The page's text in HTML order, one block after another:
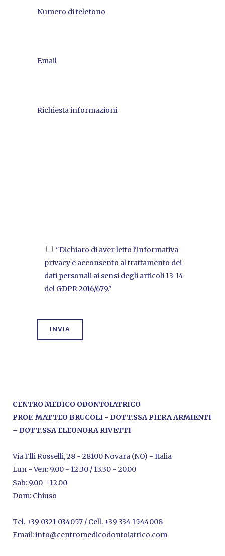
Numero di telefono
Email
Richiesta informazioni
"Dichiaro di aver letto l'informativa
privacy e acconsento al trattamento dei
dati personali ai sensi degli articoli 13-14
del GDPR 2016/679."
CENTRO MEDICO ODONTOIATRICO
PROF. MATTEO BRUCOLI - DOTT.SSA PIERA ARMIENTI
– DOTT.SSA ELEONORA RIVETTI
Via F.lli Rosselli, 28 - 28100 Novara (NO) - Italia
Lun - Ven: 9.00 - 12.30 / 13.30 - 20.00
Sab: 9.00 - 12.00
Dom: Chiuso
Tel. +39 0321 034057 / Cell. +39 334 1544008
Email:info@centromedicodontoiatrico.com